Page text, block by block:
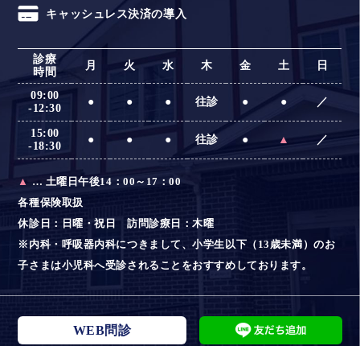
キャッシュレス決済の導入
診療
時間
月 火 水 木 金 土 日
09:00
-12:30
● ● ● 往診 ● ● ／
15:00
-18:30
● ● ● 往診 ● ▲ ／
▲ … 土曜日午後14：00～17：00
各種保険取扱
休診日：日曜・祝日 訪問診療日：木曜
※内科・呼吸器内科につきまして、小学生以下（13歳未満）のお
子さまは小児科へ受診されることをおすすめしております。
WEB問診